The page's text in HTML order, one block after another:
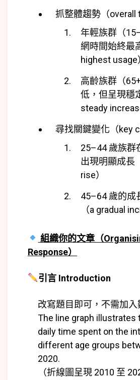
抓整體趨勢（overall
年輕族群（
網時間始終最
highest usage
高齡族群（
低，但呈現穩
steady
尋找關鍵變化（key
25–44 歲族群
出現明顯成長
rise）
45–64 歲的成
（a gradual
組織你的文章（
Response）
引言 Introduction
改寫題目即可，不需加入
The line graph illustrates
daily time spent on the
different age groups
2020.
（折線圖呈現 2010 至